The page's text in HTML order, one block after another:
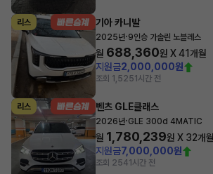
리스 기아 카니발
2025년·9인승 가솔린 노블레스
월 688,360원 X41개월
지원금2,000,000원
조회 1,5251시간 전
리스 벤츠 GLE클래스
2026년·GLE 300d 4MATIC
월 1,780,239원 X 32개월
지원금7,000,000원
조회 2541시간 전